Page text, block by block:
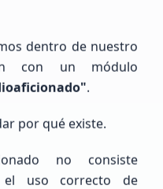
de México
dentro de nuestro
con un módulo
.
por qué existe.
no consiste
el uso correcto de